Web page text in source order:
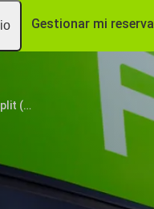
Gestionar mi reserva
Aeropuerto de Split (Kaštel Štafilić)